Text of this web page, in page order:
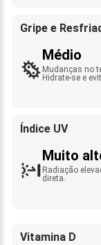
Gripe e
Médio
Mudanças no
Hidrate-se e
Índice UV
Muito
Radiação
direta.
Vitamina D